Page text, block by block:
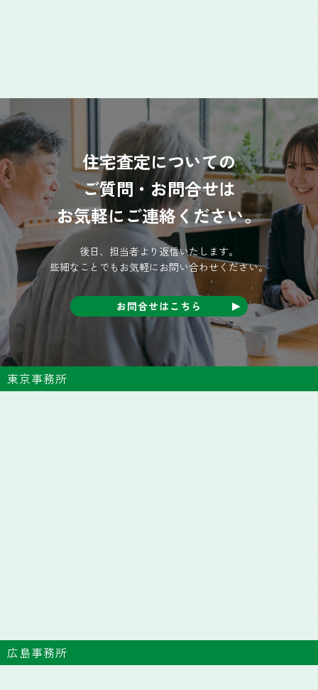
住宅査定についての
ご質問・お問合せは
お気軽にご連絡ください。
後日、担当者より返信いたします。
些細なことでもお気軽にお問い合わせください。
お問合せはこちら
東京事務所
広島事務所